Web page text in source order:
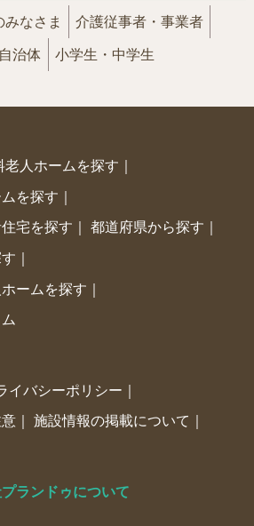
みなさま 介護従事者・事業者
治体 小学生・中学生
老人ホームを探す
を探す
宅を探す 都道府県から探す
ームを探す
イバシーポリシー
施設情報の掲載について
ランドゥについて